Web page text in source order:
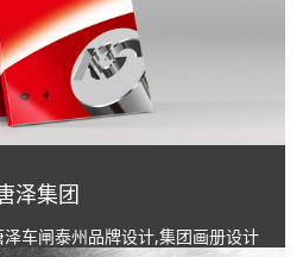
泽集团
车闸泰州品牌设计,集团画册设计